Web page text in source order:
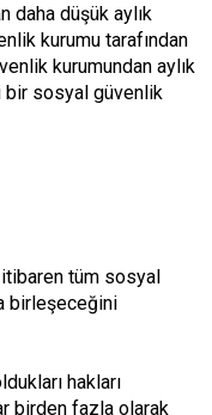
daha düşük aylık
kurumu tarafından
kurumundan aylık
bir sosyal güvenlik
itibaren tüm sosyal
birleşeceğini
hakları
birden fazla olarak